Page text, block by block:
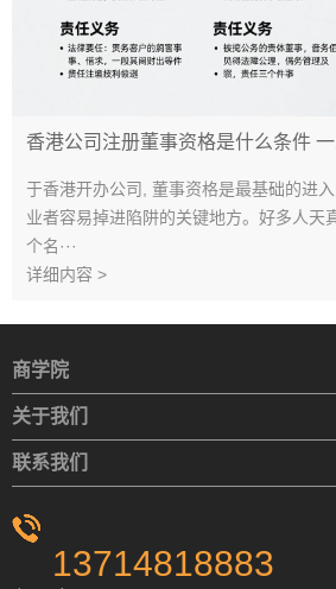
香港公司注册董事资格是什么条件
于香港开办公司, 董事资格是最基础的进
业者容易掉进陷阱的关键地方。好多人天
个名···
详细内容 >
商学院
关于我们
联系我们
13714818883